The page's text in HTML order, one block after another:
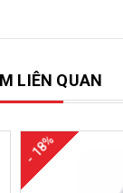
LIÊN QUAN
- 18%